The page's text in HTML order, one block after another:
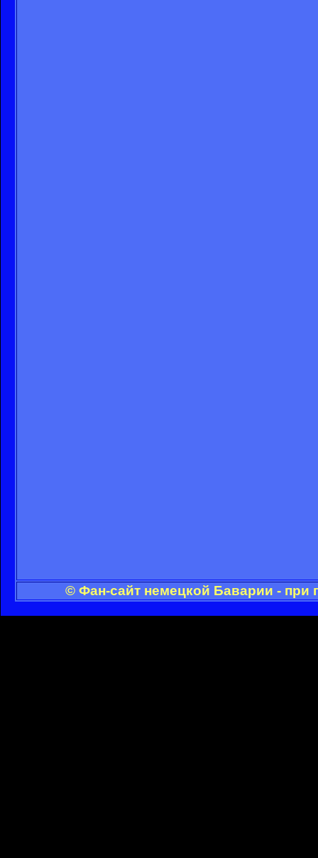
© Фан-сайт немецкой Баварии - при